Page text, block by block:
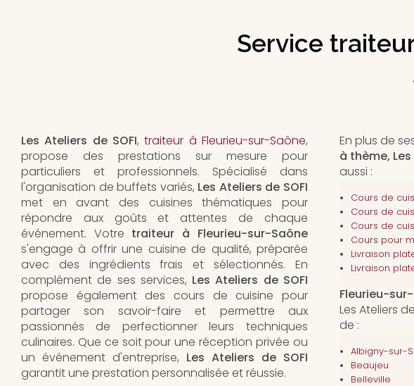
Service
Les Ateliers de SOFI,traiteur à Fleurieu-sur-Saône,
propose des prestations sur mesure pour
particuliers et professionnels. Spécialisé dans
l'organisation de buffets variés, Les Ateliers de SOFI
met en avant des cuisines thématiques pour
répondre aux goûts et attentes de chaque
événement. Votre traiteur à Fleurieu-sur-Saône
s'engage à offrir une cuisine de qualité, préparée
avec des ingrédients frais et sélectionnés. En
complément de ses services, Les Ateliers de SOFI
propose également des cours de cuisine pour
partager son savoir-faire et permettre aux
passionnés de perfectionner leurs techniques
culinaires. Que ce soit pour une réception privée ou
un événement d'entreprise, Les Ateliers de SOFI
garantit une prestation personnalisée et réussie.
En plus de
à thème, Les
aussi :
Cours de
Cours de
Cours de
Cours pour
Livraison
Livraison
Fleurieu-
Les Ateliers
de :
Albigny-sur-
Beaujeu
Belleville